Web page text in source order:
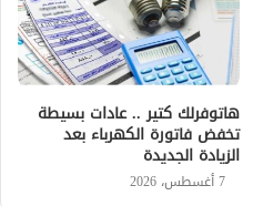
هاتوفرلك كتير .. عادات بسيطة
تخفض فاتورة الكهرباء بعد
الزيادة الجديدة
7 أغسطس، 2026